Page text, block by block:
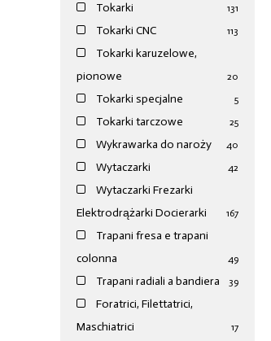
Tokarki 131
Tokarki CNC 113
Tokarki karuzelowe,
pionowe
20
Tokarki specjalne 5
Tokarki tarczowe 25
Wykrawarka do naroży 40
Wytaczarki 42
Wytaczarki Frezarki
Elektrodrążarki Docierarki
167
Trapani fresa e trapani
colonna
49
Trapani radiali a bandiera 39
Foratrici, Filettatrici,
Maschiatrici
17